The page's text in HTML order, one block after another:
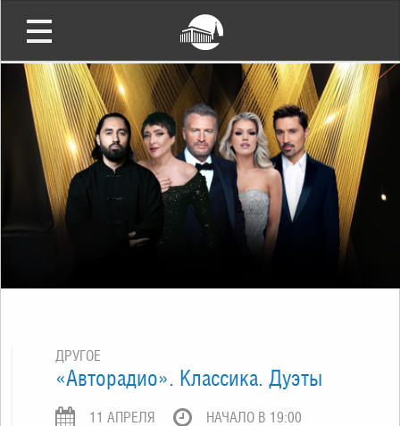
ДРУГОЕ
«Авторадио». Классика. Дуэты
11 АПРЕЛЯ
НАЧАЛО В 19:00